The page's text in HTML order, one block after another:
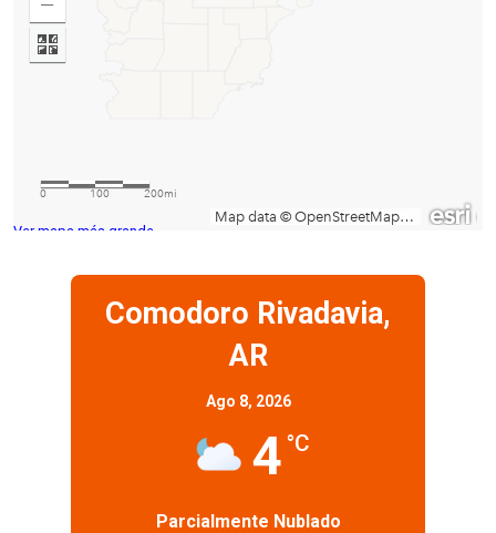
Ver mapa más grande
Comodoro Rivadavia,
AR
Ago 8, 2026
4 °C
Parcialmente Nublado